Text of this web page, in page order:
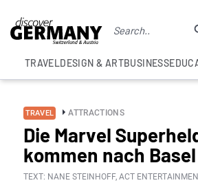
TRAVELDESIGN & ARTBUSINESS
TRAVEL ATTRACTIONS
Die Marvel
kommen nach Basel
TEXT: NANE STEINHOFF, ACT